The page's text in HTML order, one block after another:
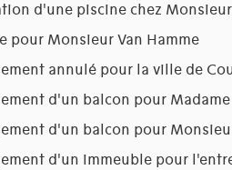
d'une piscine chez
pour Monsieur Van Hamme
annulé pour la ville de
d'un balcon pour Madame
d'un balcon pour
d'un immeuble pour